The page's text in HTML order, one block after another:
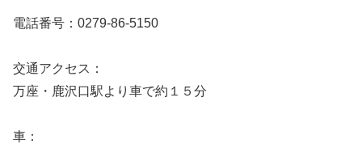
電話番号：0279-86-5150
交通アクセス：
万座・鹿沢口駅より車で約１５分
車：